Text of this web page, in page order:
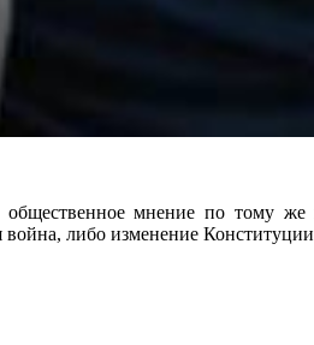
мнение по тому
либо изменение